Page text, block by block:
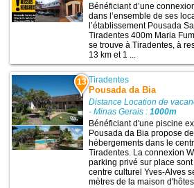
Bénéficiant d’une
dans l’ensemble de ses
l’établissement Pousada
Tiradentes 400m Maria
se trouve à Tiradentes, à
13 km et 1 ...
13 Tiradentes
Pousada da Bia
Distance Location de
- Minas Gerais :1000m
Bénéficiant d'une piscine
Pousada da Bia propose
hébergements dans le
Tiradentes. La connexion
parking privé sur place
centre culturel Yves-Alves
mètres de la maison